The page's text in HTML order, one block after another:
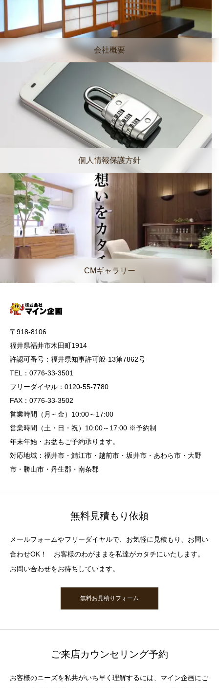
会社概要
個人情報保護方針
CMギャラリー
〒918-8106
福井県福井市木田町1914
許認可番号：福井県知事許可般-13第7862号
TEL：0776-33-3501
フリーダイヤル：0120-55-7780
FAX：0776-33-3502
営業時間（月～金）10:00～17:00
営業時間（土・日・祝）10:00～17:00 ※予約制
年末年始・お盆もご予約承ります。
対応地域：福井市・鯖江市・越前市・坂井市・あわら市・大野
市・勝山市・丹生郡・南条郡
無料見積もり依頼
メールフォームやフリーダイヤルで、お気軽に見積もり、お問い
合わせOK！ お客様のわがままを私達がカタチにいたします。
お問い合わせをお待ちしています。
無料お見積りフォーム
ご来店カウンセリング予約
お客様のニーズを私共がいち早く理解するには、マイン企画にご